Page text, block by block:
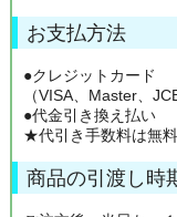
お支払方法
●クレジットカード
（VISA、Master、
●代金引き換え払い
★代引き手数料は無料
商品の引渡し時